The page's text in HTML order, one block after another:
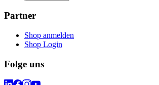
Partner
Shop anmelden
Shop Login
Folge uns